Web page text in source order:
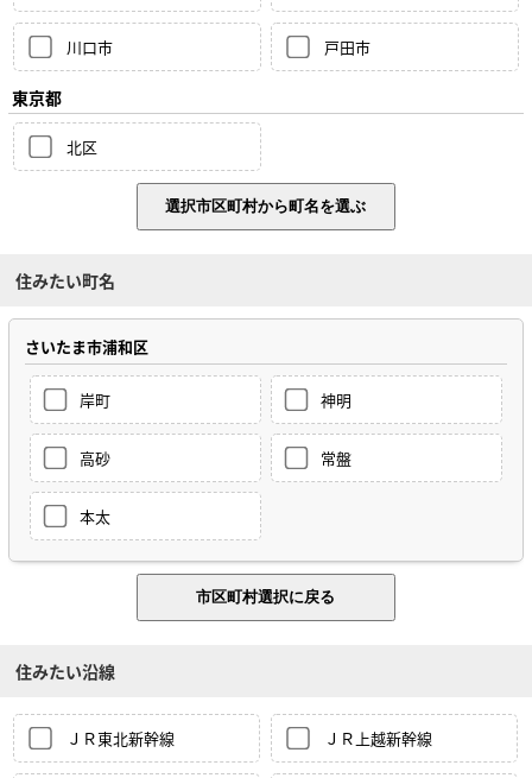
川口市 戸田市
東京都
北区
住みたい町名
さいたま市浦和区
岸町 神明
高砂 常盤
本太
住みたい沿線
ＪＲ東北新幹線 ＪＲ上越新幹線